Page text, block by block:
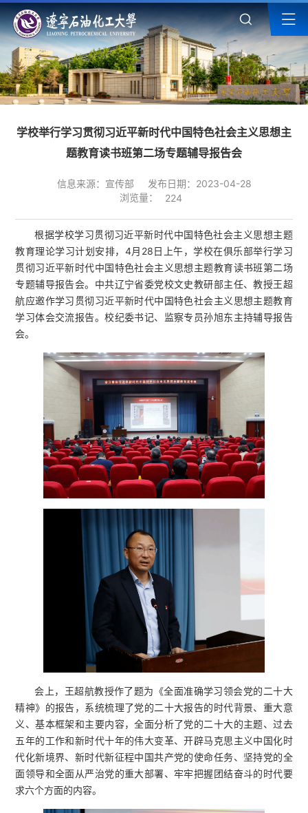
学校举行学习贯彻习近平新时代中国特色社会主义思想主
题教育读书班第二场专题辅导报告会
信息来源：宣传部
发布日期：2023-04-28
浏览量：
224
根据学校学习贯彻习近平新时代中国特色社会主义思想主题
教育理论学习计划安排，4月28日上午，学校在俱乐部举行学习
贯彻习近平新时代中国特色社会主义思想主题教育读书班第二场
专题辅导报告会。中共辽宁省委党校文史教研部主任、教授王超
航应邀作学习贯彻习近平新时代中国特色社会主义思想主题教育
学习体会交流报告。校纪委书记、监察专员孙旭东主持辅导报告
会。
会上，王超航教授作了题为《全面准确学习领会党的二十大
精神》的报告，系统梳理了党的二十大报告的时代背景、重大意
义、基本框架和主要内容，全面分析了党的二十大的主题、过去
五年的工作和新时代十年的伟大变革、开辟马克思主义中国化时
代化新境界、新时代新征程中国共产党的使命任务、坚持党的全
面领导和全面从严治党的重大部署、牢牢把握团结奋斗的时代要
求六个方面的内容。